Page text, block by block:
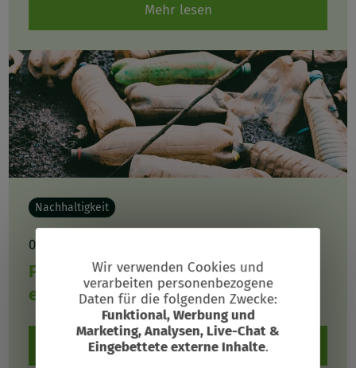
Suchbegriff
Mehr lesen
Nachhaltigkeit
07.08.2023
Plastikmüll – Sind Kunststoffabfälle
ein lösbares Problem?
Mehr lesen
Verwendung
von
personenbezogenen
Wir verwenden Cookies und
verarbeiten personenbezogene
Daten für die folgenden Zwecke:
Funktional, Werbung und
Marketing, Analysen, Live-Chat &
Eingebettete externe Inhalte.